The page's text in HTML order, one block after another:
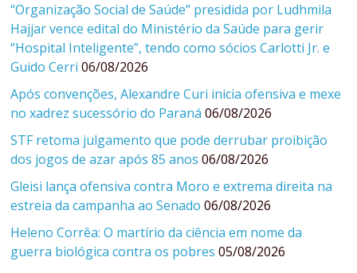
“Organização Social de Saúde” presidida por Ludhmila
Hajjar vence edital do Ministério da Saúde para gerir
“Hospital Inteligente”, tendo como sócios Carlotti Jr. e
Guido Cerri 06/08/2026
Após convenções, Alexandre Curi inicia ofensiva e mexe
no xadrez sucessório do Paraná 06/08/2026
STF retoma julgamento que pode derrubar proibição
dos jogos de azar após 85 anos 06/08/2026
Gleisi lança ofensiva contra Moro e extrema direita na
estreia da campanha ao Senado 06/08/2026
Heleno Corrêa: O martírio da ciência em nome da
guerra biológica contra os pobres 05/08/2026